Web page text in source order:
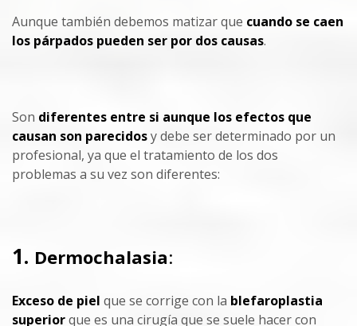
Aunque también debemos matizar que cuando se caen
los párpados pueden ser por dos causas.
Son diferentes entre si aunque los efectos que
causan son parecidosy debe ser determinado por un
profesional, ya que el tratamiento de los dos
problemas a su vez son diferentes:
1. Dermochalasia:
Exceso de piel que se corrige con la blefaroplastia
superiorque es una cirugía que se suele hacer con